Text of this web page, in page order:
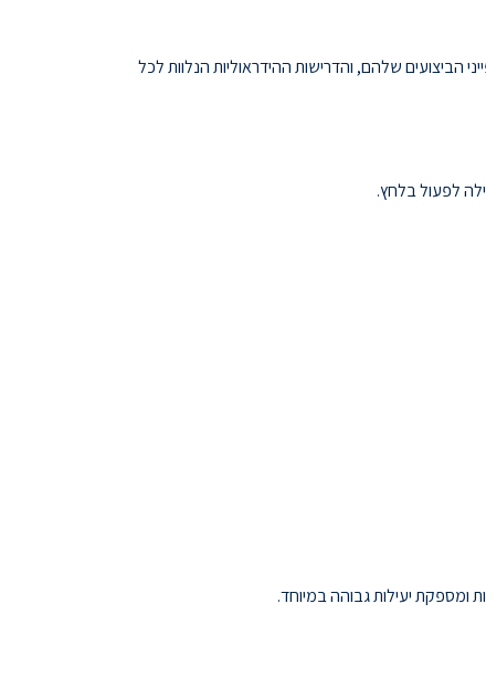
הביצועים שלהם, והדרישות ההידראוליות הנלוות לכל
לפעול בלחץ.
ומספקת יעילות גבוהה במיוחד.